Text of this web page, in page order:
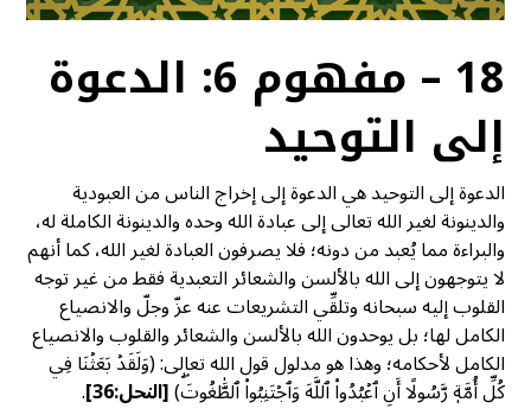
18 – مفهوم 6: الدعوة
إلى التوحيد
الدعوة إلى التوحيد هي الدعوة إلى إخراج الناس من العبودية
والدينونة لغير الله تعالى إلى عبادة الله وحده والدينونة الكاملة له،
والبراءة مما يُعبد من دونه؛ فلا يصرفون العبادة لغير الله، كما أنهم
لا يتوجهون إلى الله بالألسن والشعائر التعبدية فقط من غير توجه
القلوب إليه سبحانه وتلقِّي التشريعات عنه عزّ وجلّ والانصياع
الكامل لها؛ بل يوحدون الله بالألسن والشعائر والقلوب والانصياع
الكامل لأحكامه؛ وهذا هو مدلول قول الله تعالى: (وَلَقَدۡ بَعَثۡنَا فِي
كُلِّ أُمَّةٖ رَّسُولًا أَنِ ٱعۡبُدُواْ ٱللَّهَ وَٱجۡتَنِبُواْ ٱلطَّٰغُوتَۖ)[النحل:36]
.